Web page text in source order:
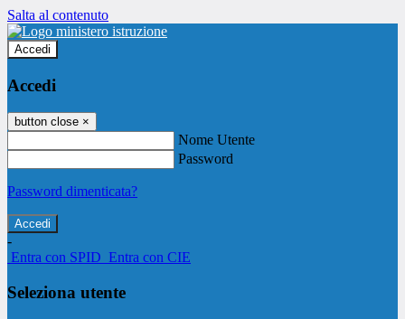
Salta al contenuto
Accedi
Accedi
button close ×
Nome Utente
Password
Password dimenticata?
-
Entra con SPID Entra con CIE
Seleziona utente